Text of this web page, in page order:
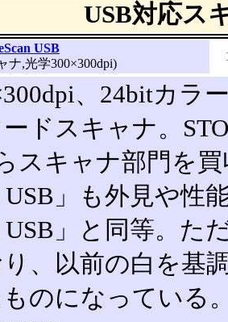
USB対応ス
USB
ナ,光学300×300dpi)
、24bitカラ
ドスキャナ。
スキャナ部門を
USB」も外見や性
USB」と同等。
、以前の白を基
のになっている